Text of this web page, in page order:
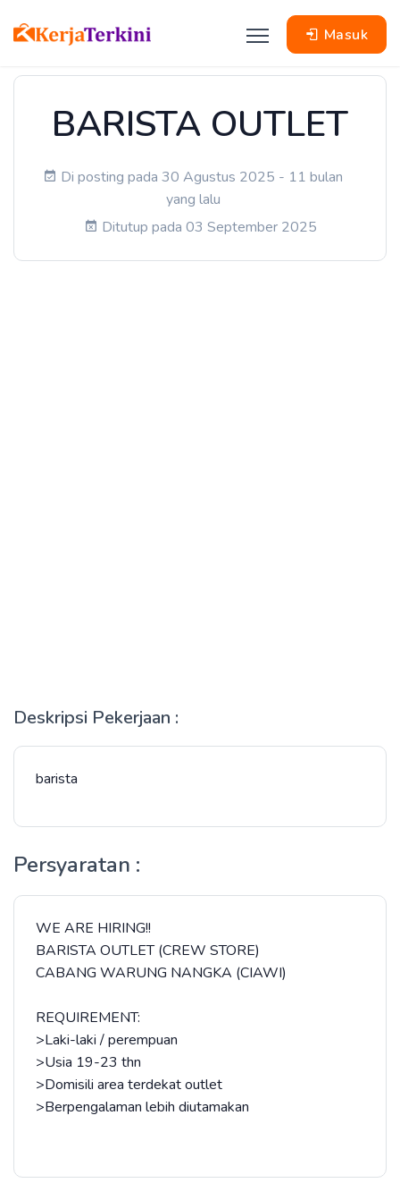
Masuk
BARISTA OUTLET
Di posting pada 30 Agustus 2025 - 11 bulan
yang lalu
Ditutup pada 03 September 2025
Deskripsi Pekerjaan :
barista
Persyaratan :
WE ARE HIRING!!
BARISTA OUTLET (CREW STORE)
CABANG WARUNG NANGKA (CIAWI)
REQUIREMENT:
>Laki-laki / perempuan
>Usia 19-23 thn
>Domisili area terdekat outlet
>Berpengalaman lebih diutamakan